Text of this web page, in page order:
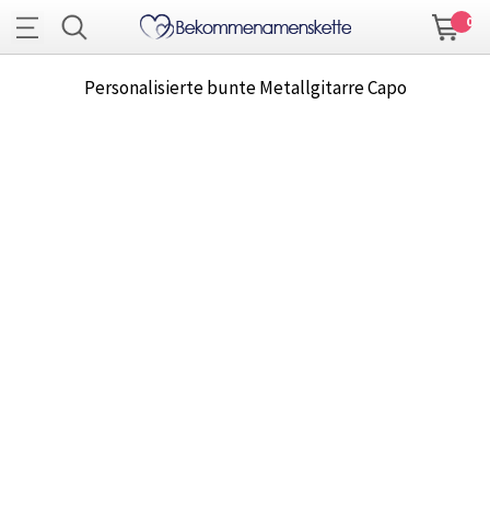
0
Personalisierte bunte Metallgitarre Capo